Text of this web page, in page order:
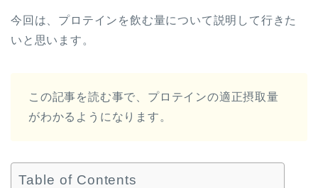
今回は、プロテインを飲む量について説明して行きた
いと思います。
この記事を読む事で、プロテインの適正摂取量
がわかるようになります。
Table of Contents